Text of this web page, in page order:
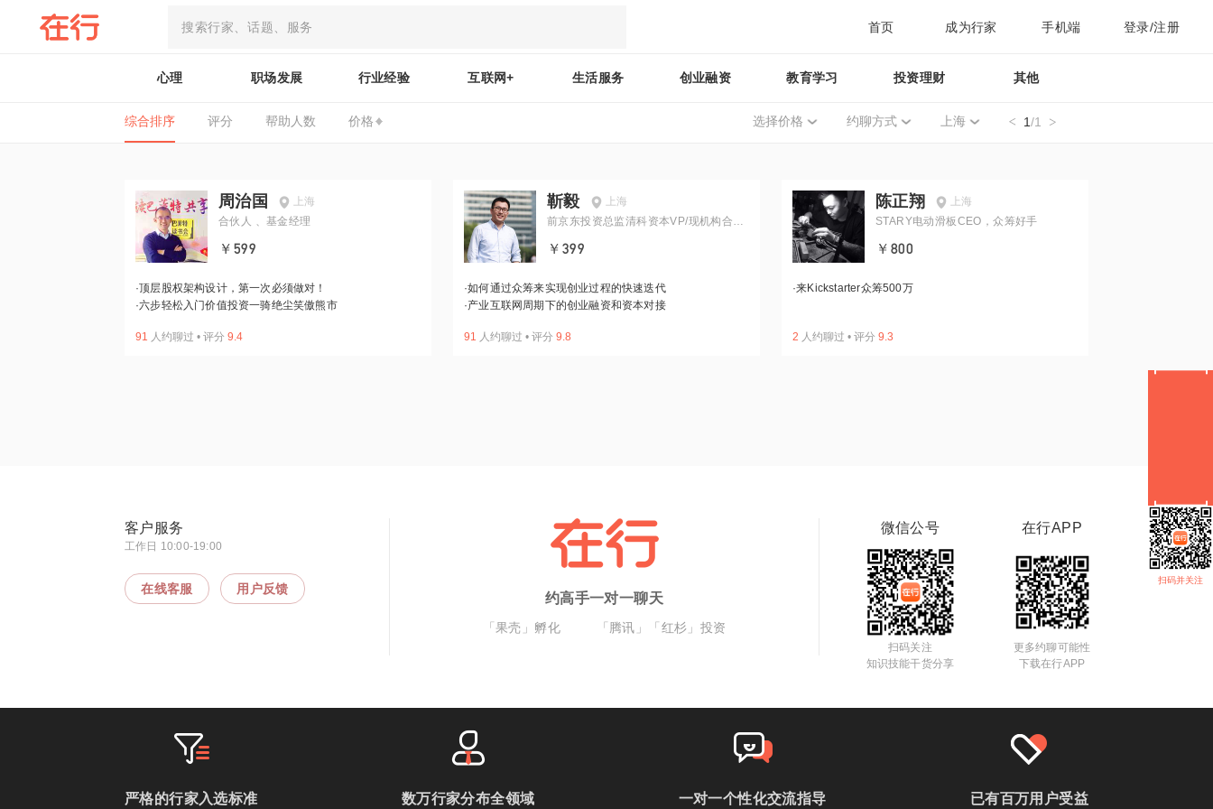
首页 成为行家 手机端 登录/注册
心理 职场发展 行业经验 互联网+ 生活服务 创业融资 教育学习 投资理财 其他
综合排序 评分 帮助人数 价格 选择价格 约聊方式 上海 1/1
周治国
上海
合伙人 、基金经理
￥599
·顶层股权架构设计，第一次必须做对！
·六步轻松入门价值投资一骑绝尘笑傲熊市
91 人约聊过 • 评分 9.4
靳毅
上海
前京东投资总监清科资本VP/现机构合伙
￥399
·如何通过众筹来实现创业过程的快速迭代
·产业互联网周期下的创业融资和资本对接
91 人约聊过 • 评分 9.8
陈正翔
上海
STARY电动滑板CEO，众筹好手
￥800
·来Kickstarter众筹500万
2 人约聊过 • 评分 9.3
扫码并关注
客户服务
工作日 10:00-19:00
在线客服 用户反馈
约高手一对一聊天
「果壳」孵化 「腾讯」「红杉」投资
微信公号
扫码关注
知识技能干货分享
在行APP
更多约聊可能性
下载在行APP
严格的行家入选标准 数万行家分布全领域 一对一个性化交流指导 已有百万用户受益